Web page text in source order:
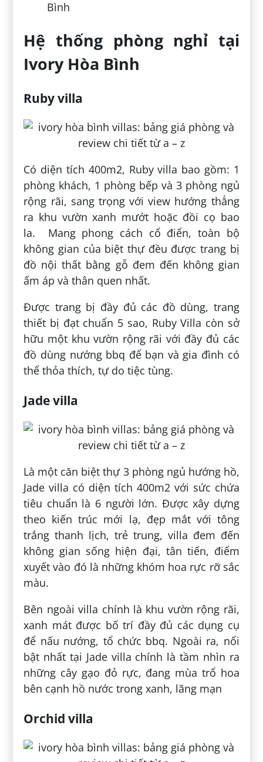
Bình
Hệ thống phòng nghỉ tại
Ivory Hòa Bình
Ruby villa
Có diện tích 400m2, Ruby villa bao gồm: 1
phòng khách, 1 phòng bếp và 3 phòng ngủ
rộng rãi, sang trọng với view hướng thẳng
ra khu vườn xanh mướt hoặc đồi cọ bao
la. Mang phong cách cổ điển, toàn bộ
không gian của biệt thự đều được trang bị
đồ nội thất bằng gỗ đem đến không gian
ấm áp và thân quen nhất.
Được trang bị đầy đủ các đồ dùng, trang
thiết bị đạt chuẩn 5 sao, Ruby Villa còn sở
hữu một khu vườn rộng rãi với đầy đủ các
đồ dùng nướng bbq để bạn và gia đình có
thể thỏa thích, tự do tiệc tùng.
Jade villa
Là một căn biệt thự 3 phòng ngủ hướng hồ,
Jade villa có diện tích 400m2 với sức chứa
tiêu chuẩn là 6 người lớn. Được xây dựng
theo kiến trúc mới lạ, đẹp mắt với tông
trắng thanh lịch, trẻ trung, villa đem đến
không gian sống hiện đại, tân tiến, điểm
xuyết vào đó là những khóm hoa rực rỡ sắc
màu.
Bên ngoài villa chính là khu vườn rộng rãi,
xanh mát được bố trí đầy đủ các dụng cụ
để nấu nướng, tổ chức bbq. Ngoài ra, nổi
bật nhất tại Jade villa chính là tầm nhìn ra
những cây gạo đỏ rực, đang mùa trổ hoa
bên cạnh hồ nước trong xanh, lãng mạn
Orchid villa